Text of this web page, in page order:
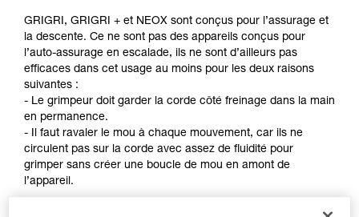
consulter. Vous devez avoir compris les
informations de la notice technique pour
pouvoir comprendre ce complément
d’informations.
Maîtriser ces techniques nécessite une
formation et un entraînement spécifique. Validez
avec un professionnel votre capacité à refaire
la manipulation, seul, en toute sécurité, avant
de la reproduire en autonomie.
Nous donnons des exemples de techniques
GRIGRI, GRIGRI + et NEOX sont conçus pour l’assurage et
la descente. Ce ne sont pas des appareils conçus pour
l’auto-assurage en escalade, ils ne sont d’ailleurs pas
efficaces dans cet usage au moins pour les deux raisons
suivantes :
- Le grimpeur doit garder la corde côté freinage dans la main
en permanence.
- Il faut ravaler le mou à chaque mouvement, car ils ne
circulent pas sur la corde avec assez de fluidité pour
grimper sans créer une boucle de mou en amont de
l’appareil.